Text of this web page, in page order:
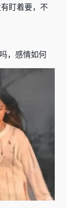
盯着要，不
，感情如何